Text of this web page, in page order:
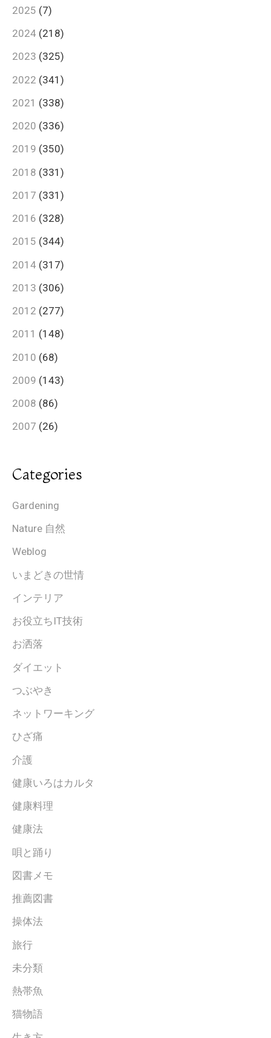
2025 (7)
2024 (218)
2023 (325)
2022 (341)
2021 (338)
2020 (336)
2019 (350)
2018 (331)
2017 (331)
2016 (328)
2015 (344)
2014 (317)
2013 (306)
2012 (277)
2011 (148)
2010 (68)
2009 (143)
2008 (86)
2007 (26)
Categories
Gardening
Nature 自然
Weblog
いまどきの世情
インテリア
お役立ちIT技術
お洒落
ダイエット
つぶやき
ネットワーキング
ひざ痛
介護
健康いろはカルタ
健康料理
健康法
唄と踊り
図書メモ
推薦図書
操体法
旅行
未分類
熱帯魚
猫物語